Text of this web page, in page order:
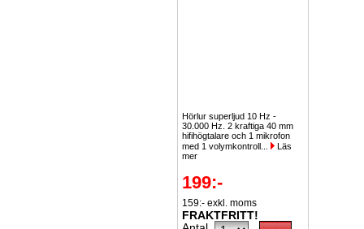
Hörlur superljud 10 Hz -
30.000 Hz. 2 kraftiga 40 mm
hifihögtalare och 1 mikrofon
med 1 volymkontroll...
Läs
mer
199:-
159:- exkl. moms
FRAKTFRITT!